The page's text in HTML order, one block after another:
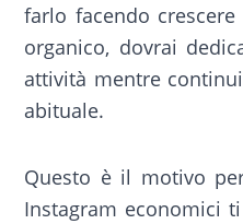
farlo facendo
organico, dovrai
attività mentre
abituale.
Questo è il motivo
Instagram economici